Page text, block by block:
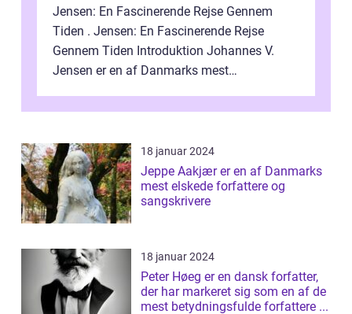
Jensen: En Fascinerende Rejse Gennem
Tiden . Jensen: En Fascinerende Rejse
Gennem Tiden Introduktion Johannes V.
Jensen er en af Danmarks mest
Han blev født de...
18 januar 2024
Jeppe Aakjær er en af Danmarks
mest elskede forfattere og
sangskrivere
18 januar 2024
Peter Høeg er en dansk forfatter,
der har markeret sig som en af de
mest betydningsfulde forfattere ...